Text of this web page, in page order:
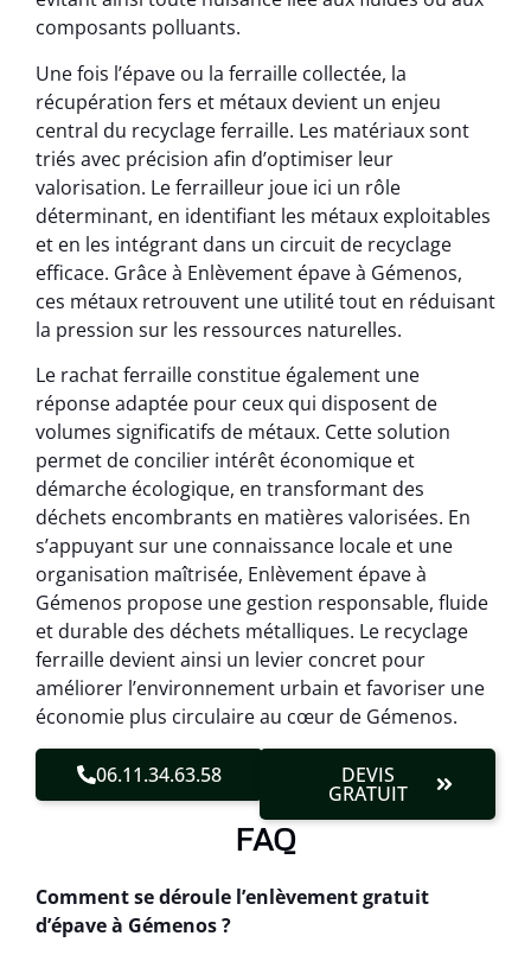
composants polluants.
Une fois l’épave ou la ferraille collectée, la
récupération fers et métaux devient un enjeu
central du recyclage ferraille. Les matériaux sont
triés avec précision afin d’optimiser leur
valorisation. Le ferrailleur joue ici un rôle
déterminant, en identifiant les métaux exploitables
et en les intégrant dans un circuit de recyclage
efficace. Grâce à Enlèvement épave à Gémenos,
ces métaux retrouvent une utilité tout en réduisant
la pression sur les ressources naturelles.
Le rachat ferraille constitue également une
réponse adaptée pour ceux qui disposent de
volumes significatifs de métaux. Cette solution
permet de concilier intérêt économique et
démarche écologique, en transformant des
déchets encombrants en matières valorisées. En
s’appuyant sur une connaissance locale et une
organisation maîtrisée, Enlèvement épave à
Gémenos propose une gestion responsable, fluide
et durable des déchets métalliques. Le recyclage
ferraille devient ainsi un levier concret pour
améliorer l’environnement urbain et favoriser une
économie plus circulaire au cœur de Gémenos.
06.11.34.63.58 DEVIS
GRATUIT
FAQ
Comment se déroule l’enlèvement gratuit
d’épave à Gémenos ?